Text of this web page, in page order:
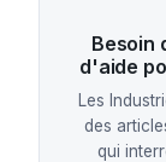
Besoin
d'aide
Les
des
qui